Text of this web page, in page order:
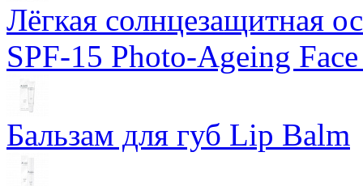
Лёгкая солнцезащитная
SPF-15 Photo-Ageing
Бальзам для губ Lip Balm